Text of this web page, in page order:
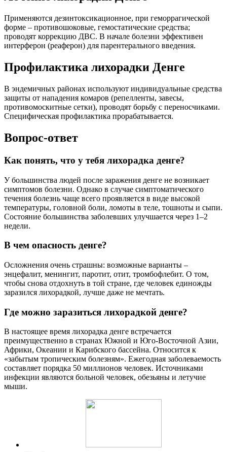
Применяются дезинтоксикационное, при геморрагической
форме – противошоковые, гемостатические средства;
проводят коррекцию ДВС. В начале болезни эффективен
интерферон (реаферон) для парентерального введения.
Профилактика лихорадки Денге
В эндемичных районах используют индивидуальные средства
защиты от нападения комаров (репелленты, завесы,
противомоскитные сетки), проводят борьбу с переносчиками.
Специфическая профилактика прорабатывается.
Вопрос-ответ
Как понять, что у тебя лихорадка денге?
У большинства людей после заражения денге не возникает
симптомов болезни. Однако в случае симптоматического
течения болезнь чаще всего проявляется в виде высокой
температуры, головной боли, ломоты в теле, тошноты и сыпи.
Состояние большинства заболевших улучшается через 1–2
недели.
В чем опасность денге?
Осложнения очень страшны: возможные варианты –
энцефалит, менингит, паротит, отит, тромбофлебит. О том,
чтобы снова отдохнуть в той стране, где человек единожды
заразился лихорадкой, лучше даже не мечтать.
Где можно заразиться лихорадкой денге?
В настоящее время лихорадка денге встречается
преимущественно в странах Южной и Юго-Восточной Азии,
Африки, Океании и Карибского бассейна. Относится к
«забытым тропическим болезням». Ежегодная заболеваемость
составляет порядка 50 миллионов человек. Источниками
инфекции являются больной человек, обезьяны и летучие
мыши.